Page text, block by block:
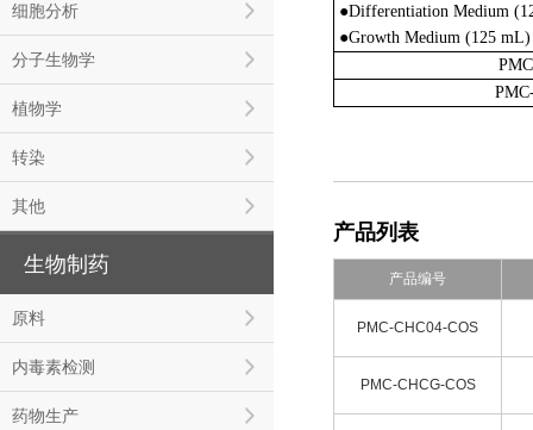
细胞分析
分子生物学
植物学
转染
其他
生物制药
原料
内毒素检测
药物生产
●Differentiation Medium
●Growth Medium (125
产品列表
产品编号
PMC-CHC04-COS
PMC-CHCG-COS